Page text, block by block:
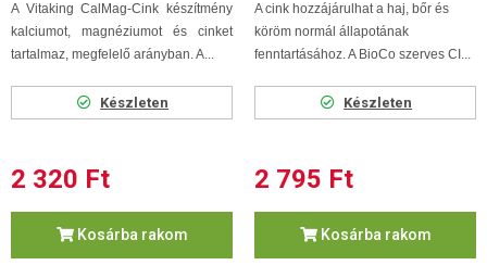
A Vitaking CalMag-Cink készítmény
kalciumot, magnéziumot és cinket
tartalmaz, megfelelő arányban. A...
Készleten
2 320 Ft
Kosárba rakom
A cink hozzájárulhat a haj, bőr és
köröm normál állapotának
fenntartásához. A BioCo szerves CI...
Készleten
2 795 Ft
Kosárba rakom